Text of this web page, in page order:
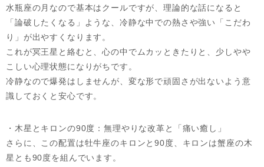
水瓶座の月なので基本はクールですが、理論的な話になると
「論破したくなる」ような、冷静な中での熱さや強い「こだわ
り」が出やすくなります。
これが冥王星と絡むと、心の中でムカッときたりと、少しやや
こしい心理状態になりがちです。
冷静なので爆発はしませんが、変な形で頑固さが出ないよう意
識しておくと安心です。
・木星とキロンの90度：無理やりな改革と「痛い癒し」
さらに、この配置は牡牛座のキロンと90度、キロンは蟹座の木
星とも90度を組んでいます。